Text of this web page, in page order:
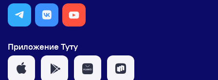
Приложение Туту